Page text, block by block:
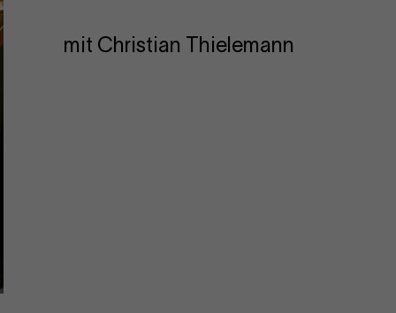
mit Christian Thielemann